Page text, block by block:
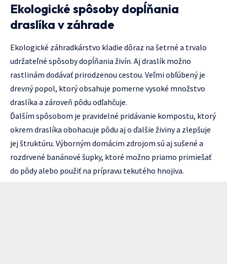
Ekologické spôsoby dopĺňania
draslíka v záhrade
Ekologické záhradkárstvo kladie dôraz na šetrné a trvalo
udržateľné spôsoby dopĺňania živín. Aj draslík možno
rastlinám dodávať prirodzenou cestou. Veľmi obľúbený je
drevný popol, ktorý obsahuje pomerne vysoké množstvo
draslíka a zároveň pôdu odľahčuje.
Ďalším spôsobom je pravidelné pridávanie kompostu, ktorý
okrem draslíka obohacuje pôdu aj o ďalšie živiny a zlepšuje
jej štruktúru. Výborným domácim zdrojom sú aj sušené a
rozdrvené banánové šupky, ktoré možno priamo primiešať
do pôdy alebo použiť na prípravu tekutého hnojiva.